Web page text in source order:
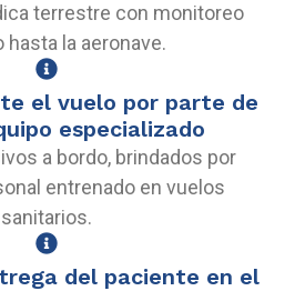
terrestre con monitoreo
hasta la aeronave.
el vuelo por parte de
especializado
a bordo, brindados por
entrenado en vuelos
sanitarios.
del paciente en el